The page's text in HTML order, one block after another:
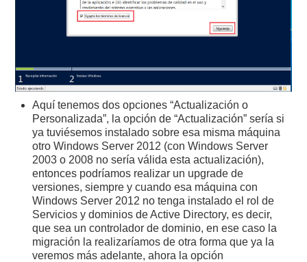
Aquí tenemos dos opciones “Actualización o
Personalizada”, la opción de “Actualización” sería si
ya tuviésemos instalado sobre esa misma máquina
otro Windows Server 2012 (con Windows Server
2003 o 2008 no sería válida esta actualización),
entonces podríamos realizar un upgrade de
versiones, siempre y cuando esa máquina con
Windows Server 2012 no tenga instalado el rol de
Servicios y dominios de Active Directory, es decir,
que sea un controlador de dominio, en ese caso la
migración la realizaríamos de otra forma que ya la
veremos más adelante, ahora la opción